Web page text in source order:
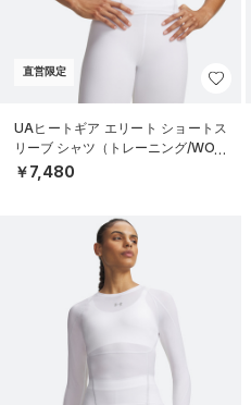
直営限定
UAヒートギア エリート ショートス
リーブ シャツ（トレーニング/WOM
EN）
￥7,480